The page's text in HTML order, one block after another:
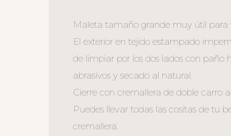
Maleta tamaño grande muy útil para
El exterior en tejido estampado
de limpiar por los dos lados con
abrasivos y secado al natural.
Cierre con cremallera de doble carro
Puedes llevar todas las cositas de tu
cremallera.